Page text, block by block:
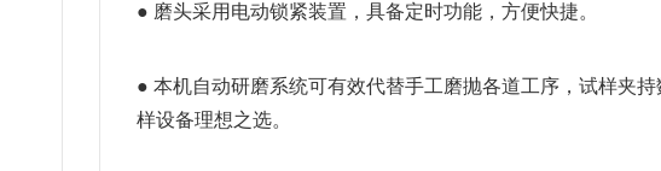
● 磨头采用电动锁紧装置，具备定时功能，方便快捷。
● 本机自动研磨系统可有效代替手工磨抛各道工序，试样夹
样设备理想之选。